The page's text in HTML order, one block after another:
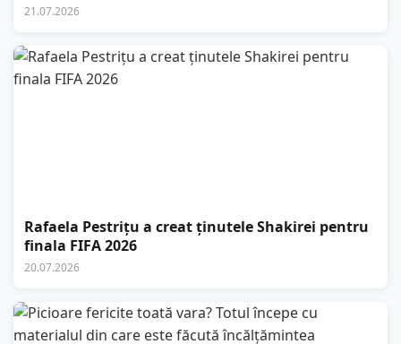
21.07.2026
Rafaela Pestrițu a creat ținutele Shakirei pentru
finala FIFA 2026
20.07.2026